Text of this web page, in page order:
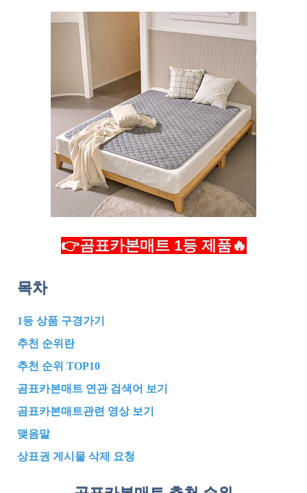
👉곰표카본매트 1등 제품🔥
목차
1등 상품 구경가기
추천 순위란
추천 순위 TOP10
곰표카본매트 연관 검색어 보기
곰표카본매트관련 영상 보기
맺음말
상표권 게시물 삭제 요청